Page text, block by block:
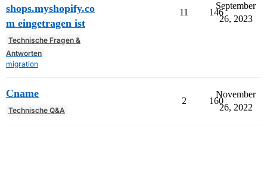
shops.myshopify.co
m eingetragen ist
Technische Fragen &
Antworten
migration
11 146
September
26, 2023
Cname
Technische Q&A
2 160
November
26, 2022